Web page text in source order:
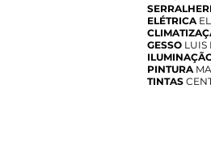
ELÉTRICA
GESSO LUIS
PINTURA
TINTAS